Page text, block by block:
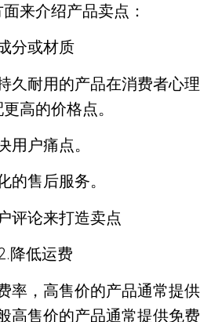
来介绍产品卖点：
分或材质
久耐用的产品在消费者心理
高的价格点。
用户痛点。
的售后服务。
评论来打造卖点
降低运费
率，高售价的产品通常提供
高售价的产品通常提供免费